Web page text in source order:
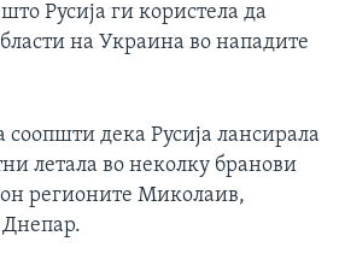
Русија ги користела да
на Украина во нападите
соопшти дека Русија лансирала
летала во неколку бранови
регионите Миколаив,